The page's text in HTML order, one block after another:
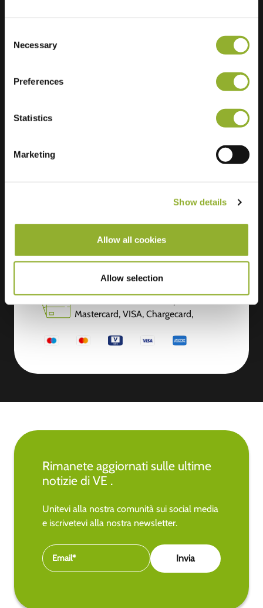
Selection
Necessary
Preferences
Statistics
Marketing
Show details
Allow all cookies
Allow selection
Charging
Mastercard, VISA, Chargecard,
Rimanete aggiornati sulle ultime
notizie di VE .
Unitevi alla nostra comunità sui social media
e iscrivetevi alla nostra newsletter.